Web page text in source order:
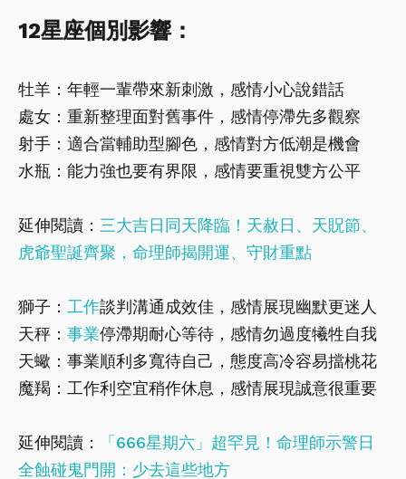
12星座個別影響：
牡羊：年輕一輩帶來新刺激，感情小心說錯話
處女：重新整理面對舊事件，感情停滯先多觀察
射手：適合當輔助型腳色，感情對方低潮是機會
水瓶：能力強也要有界限，感情要重視雙方公平
延伸閱讀： 三大吉日同天降臨！天赦日、天貺節、
虎爺聖誕齊聚，命理師揭開運、守財重點
獅子： 工作談判溝通成效佳，感情展現幽默更迷人
天秤： 事業停滯期耐心等待，感情勿過度犧牲自我
天蠍：事業順利多寬待自己，態度高冷容易擋桃花
魔羯：工作利空宜稍作休息，感情展現誠意很重要
延伸閱讀：
「666星期六」超罕見！命理師示警日
全蝕碰鬼門開：少去這些地方